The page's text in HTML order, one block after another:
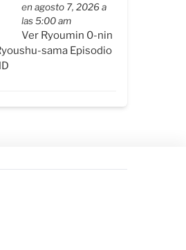
en agosto 7, 2026 a
las 5:00 am
Ver Ryoumin 0-nin
sama Episodio